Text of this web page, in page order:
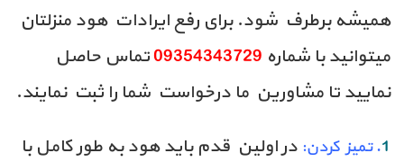
همیشه برطرف شود. برای رفع ایرادات هود منزلتان
میتوانید با شماره 09354343729تماس حاصل
نمایید تا مشاورین ما درخواست شما را ثبت نمایند.
1. تمیز کردن: در اولین قدم باید هود به طور کامل با